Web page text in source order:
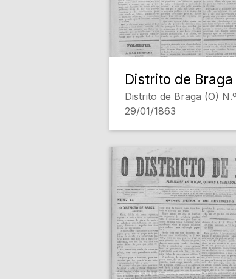
Distrito de Braga
Distrito de Braga (O)
29/01/1863